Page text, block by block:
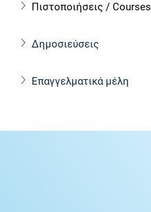
Πιστοποιήσεις / Courses
Δημοσιεύσεις
Επαγγελματικά μέλη